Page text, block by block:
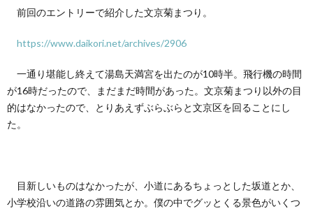
うど
ん屋
とこ
ろで
伊勢
うど
は野
菜ビ
ュッ
前回のエントリーで紹介した文京菊まつり。
https://www.daikori.net/archives/2906
一通り堪能し終えて湯島天満宮を出たのが10時半。飛行機の時間
が16時だったので、まだまだ時間があった。文京菊まつり以外の目
的はなかったので、とりあえずぶらぶらと文京区を回ることにし
た。
目新しいものはなかったが、小道にあるちょっとした坂道とか、
小学校沿いの道路の雰囲気とか。僕の中でグッとくる景色がいくつ